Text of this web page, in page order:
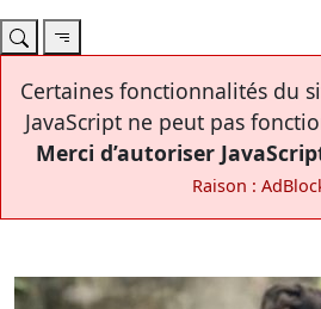
Certaines fonctionnalités du
JavaScript ne peut pas
Merci d’autoriser
Raison :